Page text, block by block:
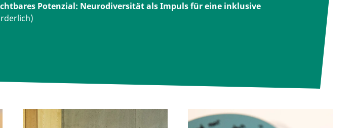
Potenzial: Neurodiversität als Impuls für eine inklusive